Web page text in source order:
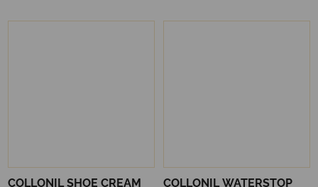
COLLONIL SHOE CREAM
COLLONIL WATERSTOP